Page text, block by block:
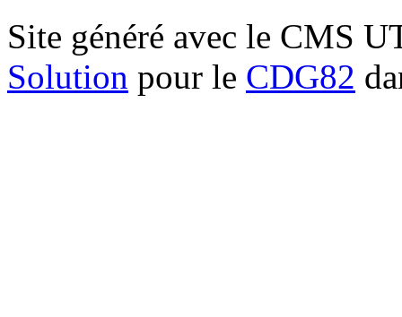
Site généré avec le CMS
Solution pour le CDG82